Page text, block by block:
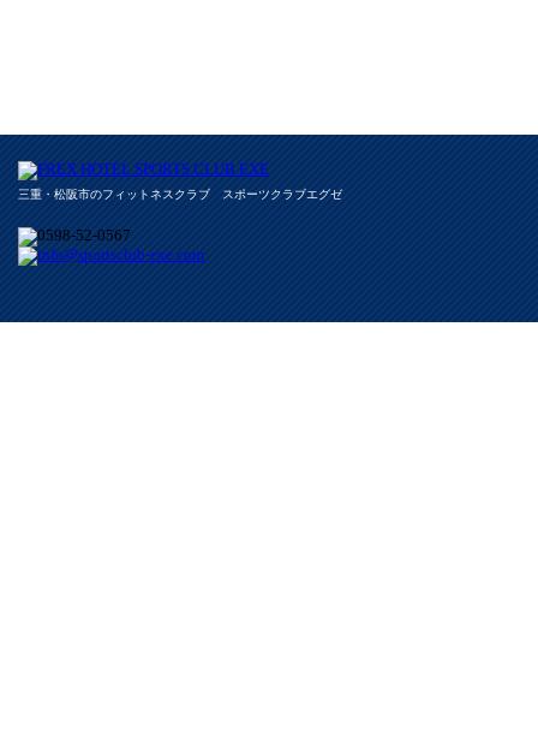
三重・松阪市のフィットネスクラブ スポーツクラブエグゼ